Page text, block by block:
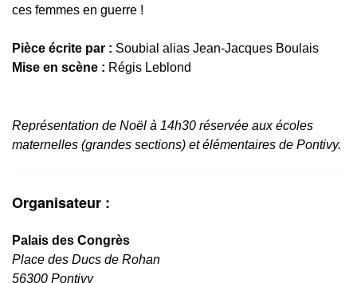
ces femmes en guerre !
Pièce écrite par : Soubial alias Jean-Jacques Boulais
Mise en scène : Régis Leblond
Représentation de Noël à 14h30 réservée aux écoles
maternelles (grandes sections) et élémentaires de Pontivy.
Organisateur :
Palais des Congrès
Place des Ducs de Rohan
56300 Pontivy